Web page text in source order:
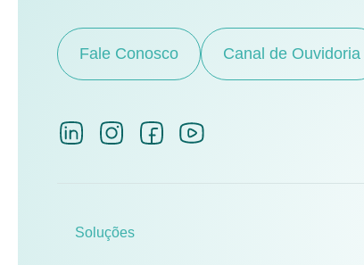
Fale Conosco Canal de Ouvidoria
Soluções